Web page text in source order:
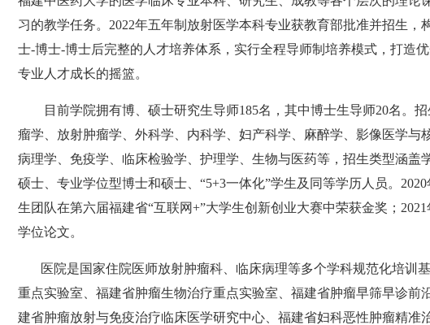
习的教学任务。 2022年五年制放射医学本科专业获教育部批准并招生，
士-博士-博士后完整的人才培养体系，实行全程导师制培养模式，打造
专业人才成长的摇篮。
目前学院拥有博、硕士研究生导师185名，其中博士生导师20名。
瘤学、放射肿瘤学、外科学、内科学、妇产科学、麻醉学、影像医学与
病理学、免疫学、临床检验学、护理学、生物与医药等，招生类型涵盖
硕士、专业学位型博士和硕士、“5+3一体化”学生及同等学历人员。 2020
生团队在第六届福建省“互联网+”大学生创新创业大赛中荣获金奖； 2021
学位论文。
医院是国家住院医师放射肿瘤科、临床病理等多个学科规范化培训
重点实验室、福建省肿瘤生物治疗重点实验室、福建省肿瘤早筛早诊
建省肿瘤放射与免疫治疗临床医学研究中心、福建省妇科恶性肿瘤精